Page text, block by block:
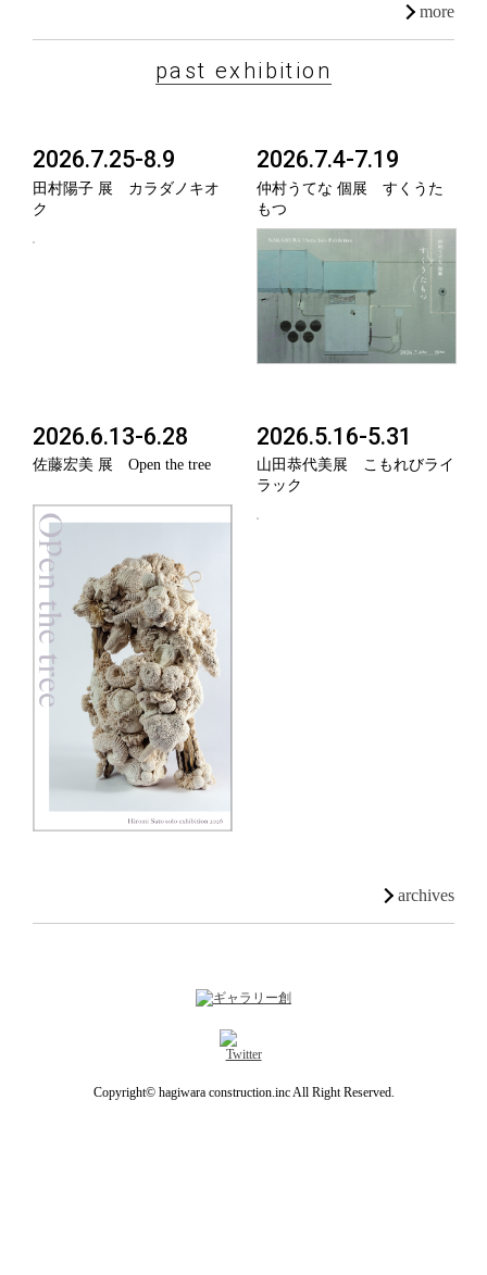
more
past exhibition
2026.7.25-8.9
田村陽子 展 カラダノキオ
ク
2026.7.4-7.19
仲村うてな 個展 すくうた
もつ
2026.6.13-6.28
佐藤宏美 展 Open the tree
2026.5.16-5.31
山田恭代美展 こもれびライ
ラック
archives
Copyright© hagiwara construction.inc All Right Reserved.